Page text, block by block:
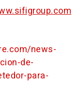
news-
de-
para-